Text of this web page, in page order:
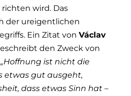
richten wird. Das
der ureigentlichen
Ein Zitat von Václav
den Zweck von
„Hoffnung ist nicht die
etwas gut ausgeht,
dass etwas Sinn hat –